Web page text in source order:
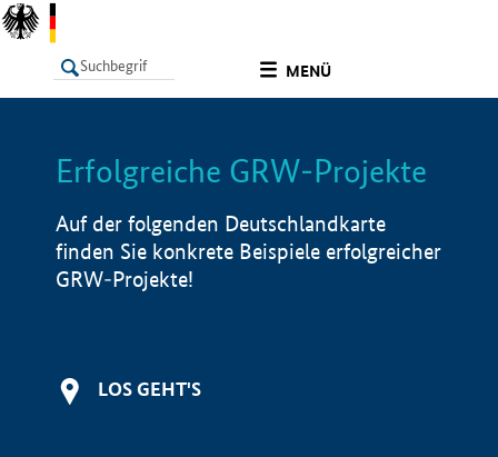
MENÜ
LISTE Info
Erfolgreiche GRW-Projekte
Auf der folgenden Deutschlandkarte
finden Sie konkrete Beispiele erfolgreicher
GRW-Projekte!
LOS GEHT'S